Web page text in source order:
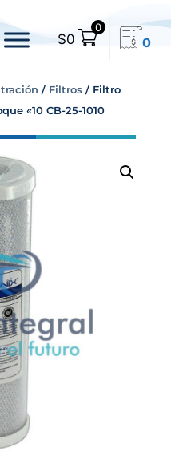
$0
0
0
/ Filtros/ Filtro
«10 CB-25-1010